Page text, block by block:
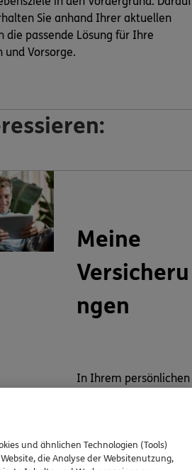
Sie anhand Ihrer aktuellen
die passende Lösung für Ihre
und Vorsorge.
Meine
Versicheru
ngen
In Ihrem persönlichen
Versicherungen
bequem online
und ähnlichen Technologien (Tools)
die Analyse der Websitenutzung,